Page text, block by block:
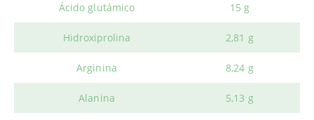
Ácido glutámico 15 g
Hidroxiprolina 2,81 g
Arginina 8,24 g
Alanina 5,13 g